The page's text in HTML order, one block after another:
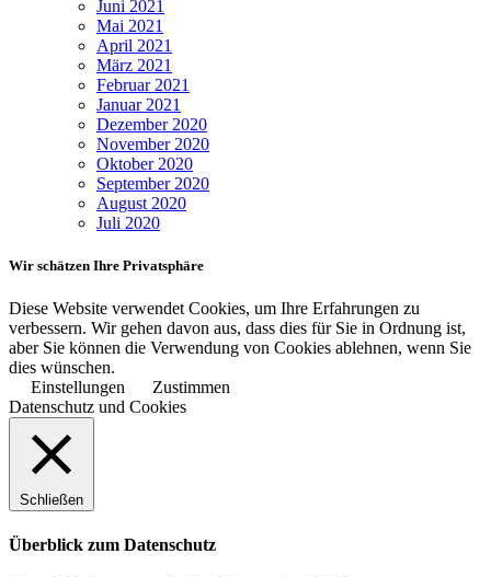
Juni 2021
Mai 2021
April 2021
März 2021
Februar 2021
Januar 2021
Dezember 2020
November 2020
Oktober 2020
September 2020
August 2020
Juli 2020
Wir schätzen Ihre Privatsphäre
Diese Website verwendet Cookies, um Ihre Erfahrungen zu
verbessern. Wir gehen davon aus, dass dies für Sie in Ordnung ist,
aber Sie können die Verwendung von Cookies ablehnen, wenn Sie
dies wünschen.
Einstellungen
Zustimmen
Datenschutz und Cookies
Schließen
Überblick zum Datenschutz